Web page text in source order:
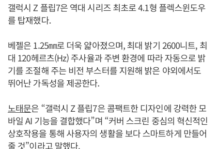
갤럭시 Z 플립7은 역대 시리즈 최초로 4.1형 플렉스윈도우
를 탑재했다.
베젤은 1.25㎜로 더욱 얇아졌으며, 최대 밝기 2600니트, 최
대 120헤르츠(Hz) 주사율과 주변 환경에 따라 자동으로 밝
기를 조절해 주는 비전 부스터를 지원해 밝은 야외에서도
뛰어난 가독성을 제공한다.
노태문은 “갤럭시 Z 플립7은 콤팩트한 디자인에 강력한 모
바일 AI 기능을 결합했다”며 “커버 스크린 중심의 혁신적인
상호작용을 통해 사용자의 생활을 보다 스마트하게 만들어
줄 것”이라고 말했다.